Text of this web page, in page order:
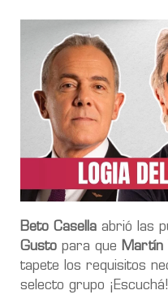
Beto Casella abrió las
Gusto para que Martín
tapete los requisitos
selecto grupo ¡Escuchá!